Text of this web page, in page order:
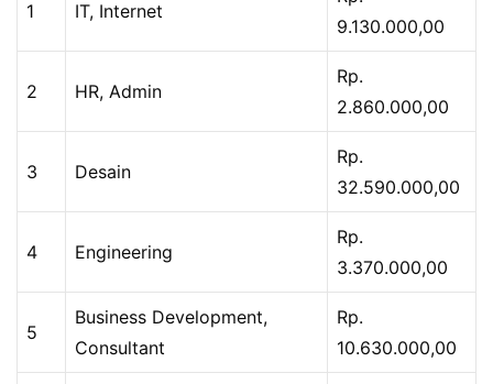
1 IT, Internet
9.130.000,00
2 HR, Admin
Rp.
2.860.000,00
3 Desain
Rp.
32.590.000,00
4 Engineering
Rp.
3.370.000,00
5
Business Development,
Consultant
Rp.
10.630.000,00